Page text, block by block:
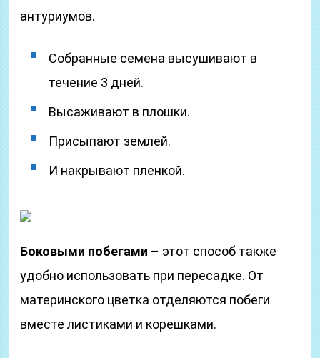
антуриумов.
Собранные семена высушивают в
течение 3 дней.
Высаживают в плошки.
Присыпают землей.
И накрывают пленкой.
Боковыми побегами – этот способ также
удобно использовать при пересадке. От
материнского цветка отделяются побеги
вместе листиками и корешками.